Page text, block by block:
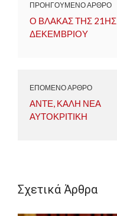
ΠΡΟΗΓΟΥΜΕΝΟ ΑΡΘΡΟ
Ο ΒΛΑΚΑΣ ΤΗΣ 21ΗΣ
ΔΕΚΕΜΒΡΙΟΥ
ΕΠΟΜΕΝΟ ΑΡΘΡΟ
ΑΝΤΕ, ΚΑΛΗ ΝΕΑ
ΑΥΤΟΚΡΙΤΙΚΗ
Σχετικά Άρθρα